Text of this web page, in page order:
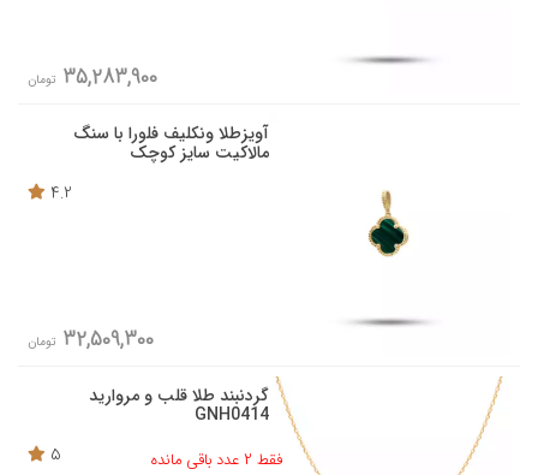
35,283,900 تومان
آویزطلا ونکلیف فلورا با سنگ
مالاکیت سایز کوچک
4.2
32,509,300 تومان
گردنبند طلا قلب و مروارید
GNH0414
فقط 2 عدد باقی مانده
5